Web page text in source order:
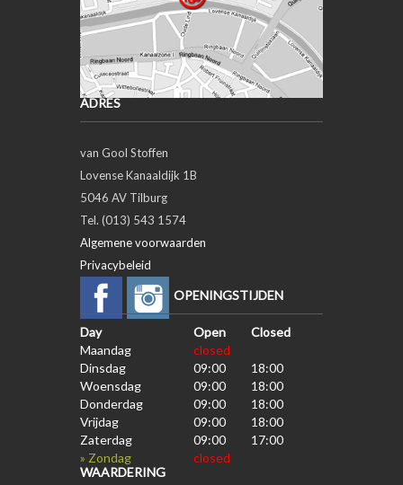
ADRES
van Gool Stoffen
Lovense Kanaaldijk 1B
5046 AV Tilburg
Tel. (013) 543 1574
Algemene voorwaarden
Privacybeleid
OPENINGSTIJDEN
Day Open
Closed
Maandag
closed
Dinsdag
09:00
18:00
Woensdag
09:00
18:00
Donderdag
09:00
18:00
Vrijdag
09:00
18:00
Zaterdag
09:00
17:00
» Zondag
closed
WAARDERING